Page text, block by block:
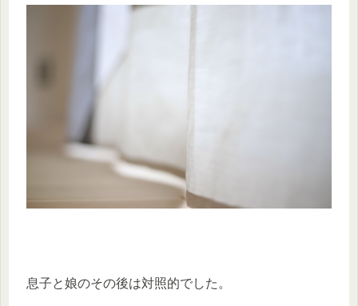
息子と娘のその後は対照的でした。